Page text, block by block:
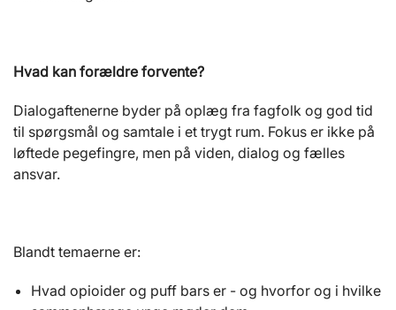
Hvad kan forældre forvente?
Dialogaftenerne byder på oplæg fra fagfolk og god tid
til spørgsmål og samtale i et trygt rum. Fokus er ikke på
løftede pegefingre, men på viden, dialog og fælles
ansvar.
Blandt temaerne er:
Hvad opioider og puff bars er - og hvorfor og i hvilke